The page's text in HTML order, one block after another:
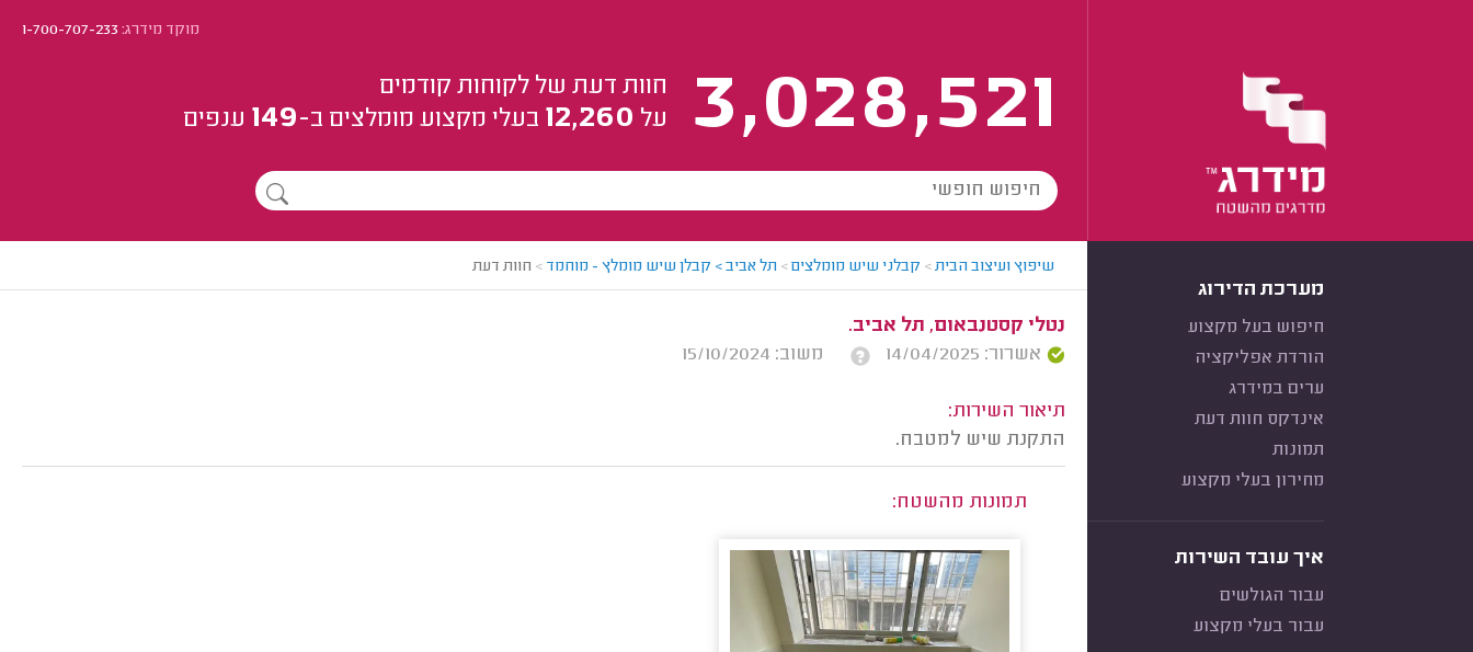
מוקד מידרג:1-700-707-233
3,028,521
חוות דעת של לקוחות קודמים
על 12,260 בעלי מקצוע מומלצים ב-149 ענפים
מערכת הדירוג
חיפוש בעל מקצוע
הורדת אפליקציה
ערים במידרג
אינדקס חוות דעת
תמונות
מחירון בעלי מקצוע
איך עובד השירות
עבור הגולשים
עבור בעלי מקצוע
שיפוץ ועיצוב הבית> קבלני שיש מומלצים> תל אביב > קבלן שיש מומלץ - מוחמד > חוות דעת
נטלי קסטנבאום, תל אביב.
אשרור: 14/04/2025
משוב: 15/10/2024
תיאור השירות:
התקנת שיש למטבח.
תמונות מהשטח: